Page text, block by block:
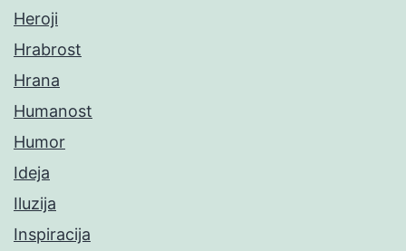
Heroji
Hrabrost
Hrana
Humanost
Humor
Ideja
Iluzija
Inspiracija